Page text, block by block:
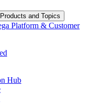
Products and Topics
Platform & Customer
Hub